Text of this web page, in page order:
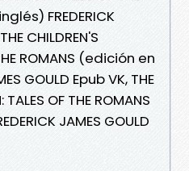
FREDERICK
CHILDREN'S
ROMANS (edición en
GOULD Epub VK, THE
TALES OF THE ROMANS
JAMES GOULD